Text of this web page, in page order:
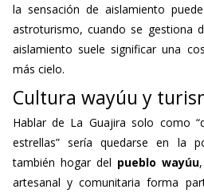
la sensación de aislamiento
astroturismo, cuando se gestiona
aislamiento suele significar una
más cielo.
Cultura wayúu y
Hablar de La Guajira solo como
estrellas” sería quedarse en la
también hogar del pueblo wayúu
artesanal y comunitaria forma